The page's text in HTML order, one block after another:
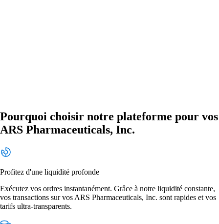
Pourquoi choisir notre plateforme pour vos
ARS Pharmaceuticals, Inc.
Profitez d'une liquidité profonde
Exécutez vos ordres instantanément. Grâce à notre liquidité constante,
vos transactions sur vos ARS Pharmaceuticals, Inc. sont rapides et vos
tarifs ultra-transparents.